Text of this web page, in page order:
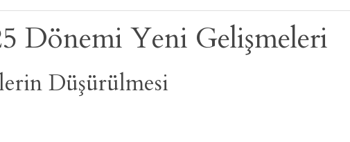
Dönemi Yeni Gelişmeleri
Düşürülmesi